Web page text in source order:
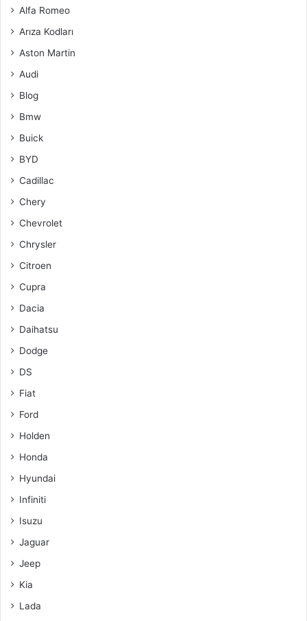
Alfa Romeo
Arıza Kodları
Aston Martin
Audi
Blog
Bmw
Buick
BYD
Cadillac
Chery
Chevrolet
Chrysler
Citroen
Cupra
Dacia
Daihatsu
Dodge
DS
Fiat
Ford
Holden
Honda
Hyundai
Infiniti
Isuzu
Jaguar
Jeep
Kia
Lada